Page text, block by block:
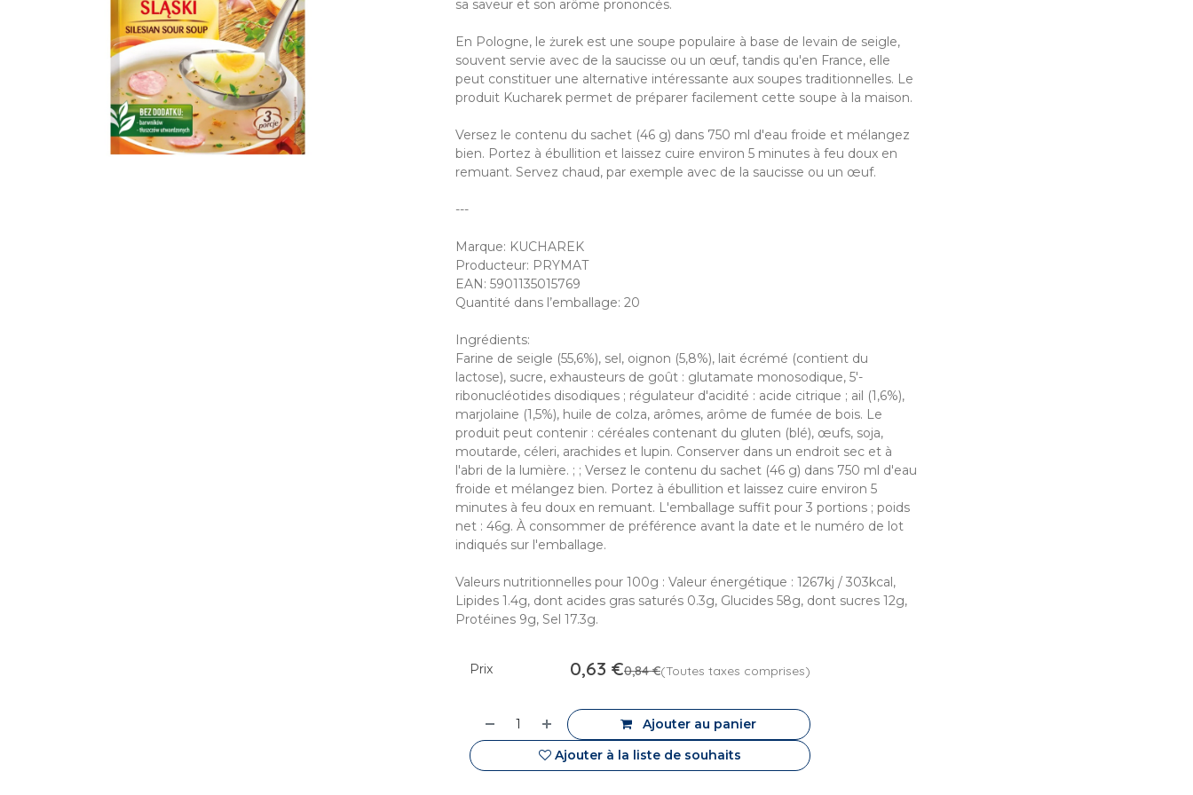
sa saveur et son arôme prononcés.
En Pologne, le żurek est une soupe populaire à base de levain de seigle,
souvent servie avec de la saucisse ou un œuf, tandis qu'en France, elle
peut constituer une alternative intéressante aux soupes traditionnelles. Le
produit Kucharek permet de préparer facilement cette soupe à la maison.
Versez le contenu du sachet (46 g) dans 750 ml d'eau froide et mélangez
bien. Portez à ébullition et laissez cuire environ 5 minutes à feu doux en
remuant. Servez chaud, par exemple avec de la saucisse ou un œuf.
---
Marque: KUCHAREK
Producteur: PRYMAT
EAN: 5901135015769
Quantité dans l’emballage: 20
Ingrédients:
Farine de seigle (55,6%), sel, oignon (5,8%), lait écrémé (contient du
lactose), sucre, exhausteurs de goût : glutamate monosodique, 5'-
ribonucléotides disodiques ; régulateur d'acidité : acide citrique ; ail (1,6%),
marjolaine (1,5%), huile de colza, arômes, arôme de fumée de bois. Le
produit peut contenir : céréales contenant du gluten (blé), œufs, soja,
moutarde, céleri, arachides et lupin. Conserver dans un endroit sec et à
l'abri de la lumière. ; ; Versez le contenu du sachet (46 g) dans 750 ml d'eau
froide et mélangez bien. Portez à ébullition et laissez cuire environ 5
minutes à feu doux en remuant. L'emballage suffit pour 3 portions ; poids
net : 46g. À consommer de préférence avant la date et le numéro de lot
indiqués sur l'emballage.
Valeurs nutritionnelles pour 100g : Valeur énergétique : 1267kj / 303kcal,
Lipides 1.4g, dont acides gras saturés 0.3g, Glucides 58g, dont sucres 12g,
Protéines 9g, Sel 17.3g.
Ajouter au panier
Ajouter à la liste de souhaits
Prix 0,63 €0,84€(Toutes taxes comprises)